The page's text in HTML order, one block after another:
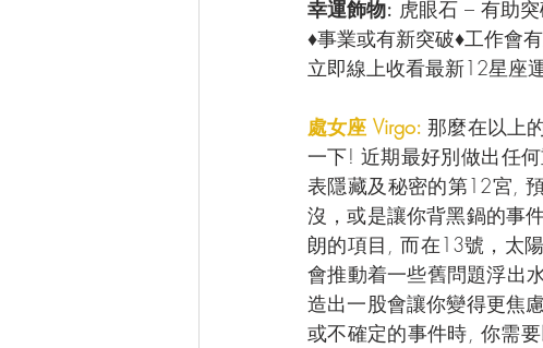
幸運飾物: 虎眼石 – 有助
♦事業或有新突破♦工作會
立即線上收看最新12星座
處女座 Virgo: 那麼在以上
一下! 近期最好別做出任
表隱藏及秘密的第12宮,
沒，或是讓你背黑鍋的事
朗的項目, 而在13號，太
會推動着一些舊問題浮出
造出一股會讓你變得更焦
或不確定的事件時, 你需